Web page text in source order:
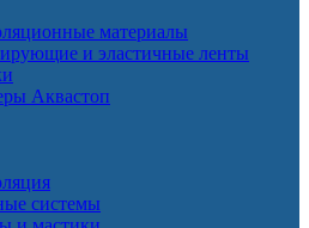
материалы
и эластичные ленты
Аквастоп
системы